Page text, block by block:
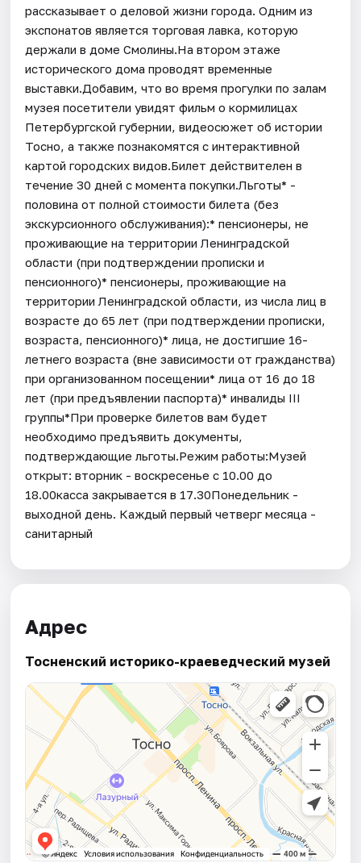
рассказывает о деловой жизни города. Одним из
экспонатов является торговая лавка, которую
держали в доме Смолины.На втором этаже
исторического дома проводят временные
выставки.Добавим, что во время прогулки по залам
музея посетители увидят фильм о кормилицах
Петербургской губернии, видеосюжет об истории
Тосно, а также познакомятся с интерактивной
картой городских видов.Билет действителен в
течение 30 дней с момента покупки.Льготы* -
половина от полной стоимости билета (без
экскурсионного обслуживания):* пенсионеры, не
проживающие на территории Ленинградской
области (при подтверждении прописки и
пенсионного)* пенсионеры, проживающие на
территории Ленинградской области, из числа лиц в
возрасте до 65 лет (при подтверждении прописки,
возраста, пенсионного)* лица, не достигшие 16-
летнего возраста (вне зависимости от гражданства)
при организованном посещении* лица от 16 до 18
лет (при предъявлении паспорта)* инвалиды III
группы*При проверке билетов вам будет
необходимо предъявить документы,
подтверждающие льготы.Режим работы:Музей
открыт: вторник - воскресенье с 10.00 до
18.00касса закрывается в 17.30Понедельник -
выходной день. Каждый первый четверг месяца -
санитарный
Адрес
Тосненский историко-краеведческий музей